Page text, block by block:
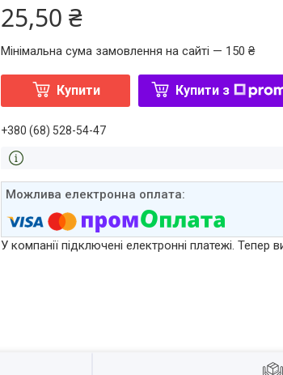
25,50 ₴
Мінімальна сума замовлення на сайті — 150 ₴
Купити Купити з
+380 (68) 528-54-47
У компанії підключені електронні платежі.